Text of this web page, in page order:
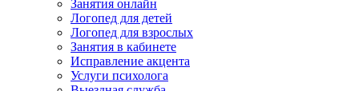
Занятия онлайн
Логопед для детей
Логопед для взрослых
Занятия в кабинете
Исправление акцента
Услуги психолога